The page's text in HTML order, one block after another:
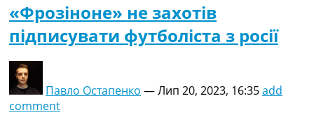
«Фрозіноне» не захотів
підписувати футболіста з росії
Павло Остапенко —Лип 20, 2023, 16:35add
comment